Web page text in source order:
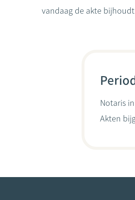
vandaag de akte
Notaris
Akten